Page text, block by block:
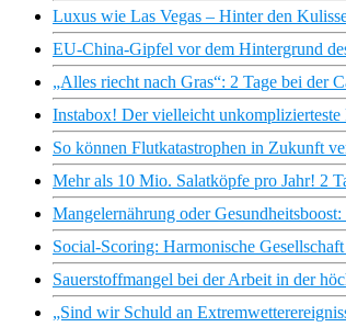
Luxus wie Las Vegas – Hinter den
EU-China-Gipfel vor dem Hintergrund
„Alles riecht nach Gras“: 2 Tage bei der
Instabox! Der vielleicht unkomplizierteste
So können Flutkatastrophen in Zukunft
Mehr als 10 Mio. Salatköpfe pro Jahr! 2
Mangelernährung oder
Social-Scoring: Harmonische
Sauerstoffmangel bei der Arbeit in der
„Sind wir Schuld an